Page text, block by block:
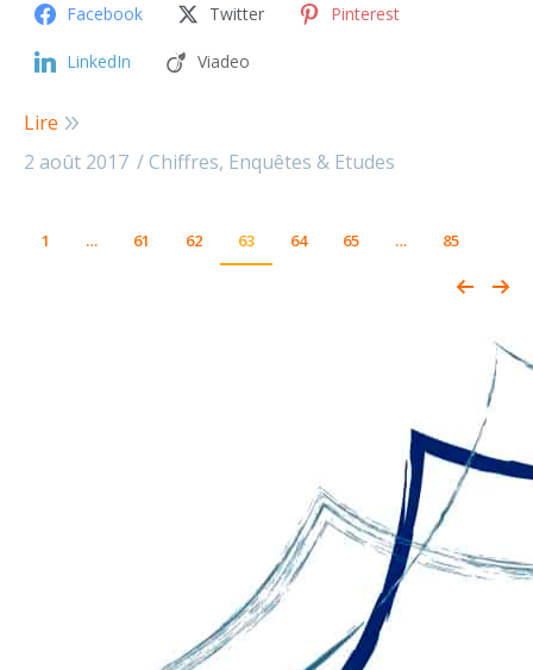
Facebook Twitter Pinterest
LinkedIn Viadeo
Lire
2 août 2017
Chiffres, Enquêtes & Etudes
1 … 61 62 63 64 65 … 85